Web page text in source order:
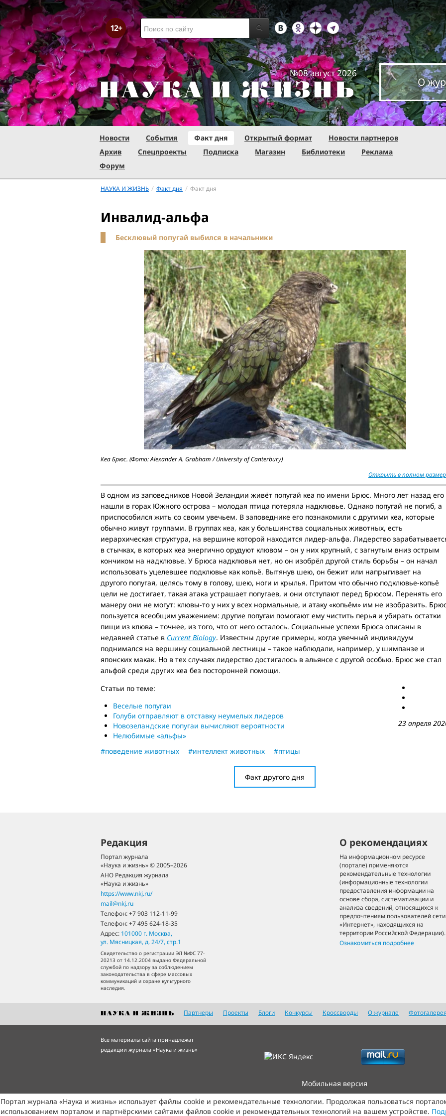
№08 август 2026
О
Новости События Факт дня Открытый формат
Новости партнеров
Архив
Спецпроекты Подписка Магазин Библиотеки
Реклама
Форум
НАУКА И ЖИЗНЬ / Факт дня / Факт дня
Инвалид-альфа
Бесклювый попугай выбился в начальники
Кеа Брюс. (Фото: Alexander A. Grabham / University of Canterbury)
Открыть в полном
В одном из заповедников Новой Зеландии живёт попугай кеа по имени Брюс. Много лет назад его
нашли в горах Южного острова – молодая птица потеряла надклювье. Однако попугай не погиб, а
приспособился жить со своим увечьем. В заповеднике его познакомили с другими кеа, которые
обычно живут группами. В группах кеа, как у большинства социальных животных, есть
иерархическая структура, на вершине которой находится лидер-альфа. Лидерство
в стычках, в которых кеа энергично орудуют клювом – он у них крупный, с загнутым вниз острым
кончиком на надклювье. У Брюса надклювья нет, но он изобрёл другой стиль борьбы – он начал
использовать уцелевшее подклювье как копьё. Вытянув шею, он бежит или напрыгивает на
другого попугая, целясь тому в голову, шею, ноги и крылья. Притом что обычно подклювье-копьё
цели не достигает, такая атака устрашает попугаев, и они отступают перед Брюсом. Перенять его
манеру они не могут: клювы-то у них у всех нормальные, и атаку «копьём» им не изобразить.
пользуется всеобщим уважением: другие попугаи помогают ему чистить перья и убирать остатки
пищи из клюва – точнее, из того, что от него осталось. Социальные успехи Брюса описаны в
недавней статье в Current Biology. Известны другие примеры, когда увечный индивидуум
поднимался на вершину социальной лестницы – такое наблюдали, например, у шимпанзе и
японских макак. Но в тех случаях лидерство достигалось в альянсе с другой особью. Брюс же стал
альфой среди других кеа без посторонней помощи.
23 апреля
Статьи по теме:
Веселые попугаи
Голуби отправляют в отставку неумелых лидеров
Новозеландские попугаи вычисляют вероятности
Нелюбимые «альфы»
#поведение животных
#интеллект животных #птицы
Факт другого дня
Редакция
Портал журнала
«Наука и жизнь» © 2005–2026
АНО Редакция журнала
«Наука и жизнь»
https://www.nkj.ru/
mail@nkj.ru
Телефон:+7 903 112-11-99
Телефон:+7 495 624-18-35
Адрес: 101000 г. Москва,
ул. Мясницкая, д. 24/7, стр.1
Свидетельство о регистрации ЭЛ №ФС 77-
20213 от 14.12.2004 выдано Федеральной
службой по надзору за соблюдением
законодательства в сфере массовых
коммуникаций и охране культурного
наследия.
О рекомендациях
На информационном ресурсе
(портале) применяются
рекомендательные технологии
(информационные технологии
предоставления информации на
основе сбора, систематизации и
анализа сведений, относящихся к
предпочтениям пользователей сети
«Интернет», находящихся на
территории Российской Федерации).
Ознакомиться подробнее
Партнеры Проекты Блоги Конкурсы Кроссворды О журнале
Все материалы сайта принадлежат
редакции журнала «Наука и жизнь»
Мобильная версия
Портал журнала «Наука и жизнь» использует файлы cookie и рекомендательные технологии. Продолжая пользоваться
использованием порталом и партнёрскими сайтами файлов cookie и рекомендательных технологий на вашем устройстве.